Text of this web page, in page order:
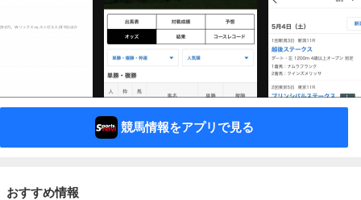
競馬情報をアプリで見る
おすすめ情報